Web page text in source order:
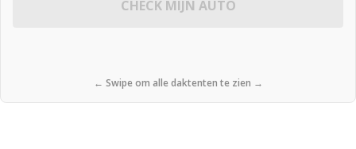
CHECK MIJN AUTO
← Swipe om alle daktenten te zien →